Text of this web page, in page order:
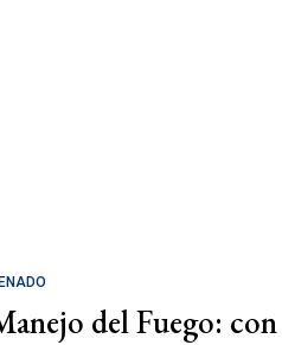
del Fuego: